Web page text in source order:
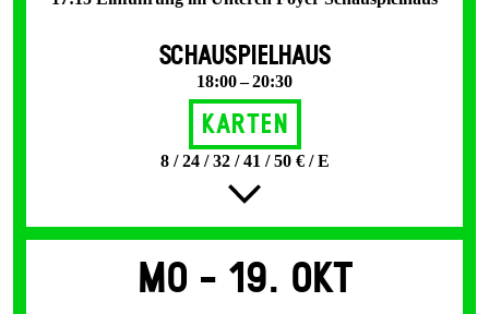
SCHAUSPIELHAUS
18:00 – 20:30
Karten
8 / 24 / 32 / 41 / 50 € / E
Mo - 19. Okt